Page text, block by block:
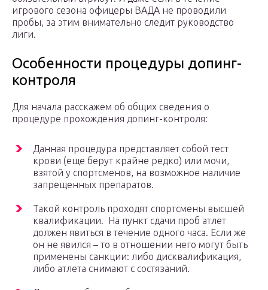
игрового сезона офицеры ВАДА не проводили
пробы, за этим внимательно следит руководство
лиги.
Особенности процедуры допинг-
контроля
Для начала расскажем об общих сведения о
процедуре прохождения допинг-контроля:
Данная процедура представляет собой тест
крови (еще берут крайне редко) или мочи,
взятой у спортсменов, на возможное наличие
запрещенных препаратов.
Такой контроль проходят спортсмены высшей
квалификации. На пункт сдачи проб атлет
должен явиться в течение одного часа. Если же
он не явился – то в отношении него могут быть
применены санкции: либо дисквалификация,
либо атлета снимают с состязаний.